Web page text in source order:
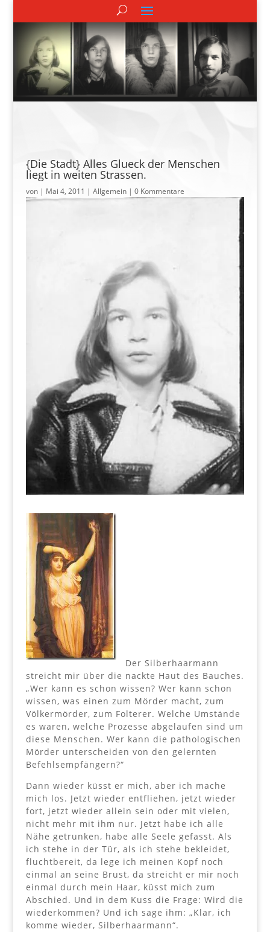
{Die Stadt} Alles Glueck der Menschen
liegt in weiten Strassen.
von | Mai 4, 2011 | Allgemein | 0 Kommentare
Der Silberhaarmann
streicht mir über die nackte Haut des Bauches.
„Wer kann es schon wissen? Wer kann schon
wissen, was einen zum Mörder macht, zum
Völkermörder, zum Folterer. Welche Umstände
es waren, welche Prozesse abgelaufen sind um
diese Menschen. Wer kann die pathologischen
Mörder unterscheiden von den gelernten
Befehlsempfängern?“
Dann wieder küsst er mich, aber ich mache
mich los. Jetzt wieder entfliehen, jetzt wieder
fort, jetzt wieder allein sein oder mit vielen,
nicht mehr mit ihm nur. Jetzt habe ich alle
Nähe getrunken, habe alle Seele gefasst. Als
ich stehe in der Tür, als ich stehe bekleidet,
fluchtbereit, da lege ich meinen Kopf noch
einmal an seine Brust, da streicht er mir noch
einmal durch mein Haar, küsst mich zum
Abschied. Und in dem Kuss die Frage: Wird die
wiederkommen? Und ich sage ihm: „Klar, ich
komme wieder, Silberhaarmann“.